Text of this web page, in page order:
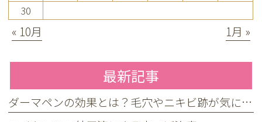
30
« 10月 1月 »
最新記事
ダーマペンの効果とは？毛穴やニキビ跡が気になる方へ